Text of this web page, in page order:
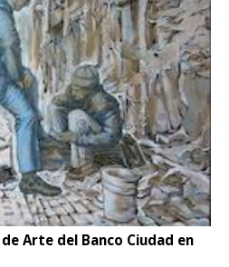
Arte del Banco Ciudad en